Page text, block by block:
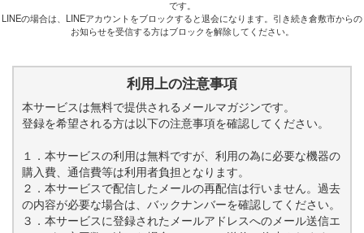
です。
LINEの場合は、LINEアカウントをブロックすると退会になります。引き続き倉敷市からの
お知らせを受信する方はブロックを解除してください。
利用上の注意事項
本サービスは無料で提供されるメールマガジンです。
登録を希望される方は以下の注意事項を確認してください。
１．本サービスの利用は無料ですが、利用の為に必要な機器の
購入費、通信費等は利用者負担となります。
２．本サービスで配信したメールの再配信は行いません。過去
の内容が必要な場合は、バックナンバーを確認してください。
３．本サービスに登録されたメールアドレスへのメール送信エ